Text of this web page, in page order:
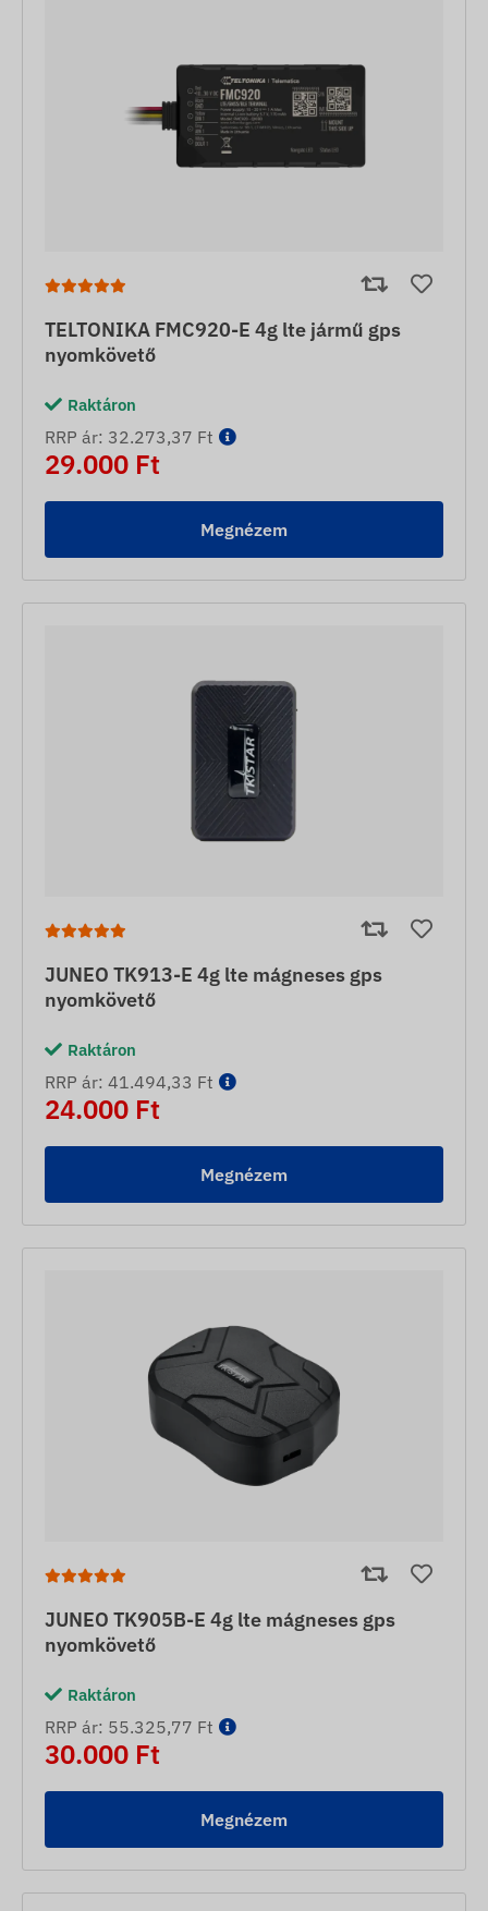
TELTONIKA FMC920-E 4g lte jármű gps
nyomkövető
Raktáron
RRP ár: 32.273,37 Ft
29.000 Ft
Megnézem
JUNEO TK913-E 4g lte mágneses gps
nyomkövető
Raktáron
RRP ár: 41.494,33 Ft
24.000 Ft
Megnézem
JUNEO TK905B-E 4g lte mágneses gps
nyomkövető
Raktáron
RRP ár: 55.325,77 Ft
30.000 Ft
Megnézem